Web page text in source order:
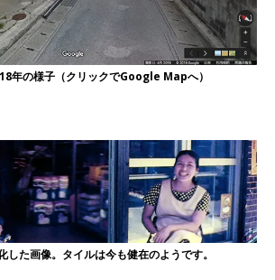
年の様子（クリックでGoogle Mapへ）
た画像。タイルは今も健在のようです。